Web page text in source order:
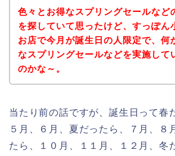
色々とお得なスプリングセールなど
を探していて思ったけど、すっぽん
お店で今月が誕生日の人限定で、何
なスプリングセールなどを実施して
のかな～。
当たり前の話ですが、誕生日って春
５月、６月、夏だったら、７月、８
たら、１０月、１１月、１２月、冬